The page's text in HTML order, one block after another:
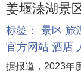
姜堰溱湖景
标签： 景区 旅
官方网站 酒店
据报道，2023年